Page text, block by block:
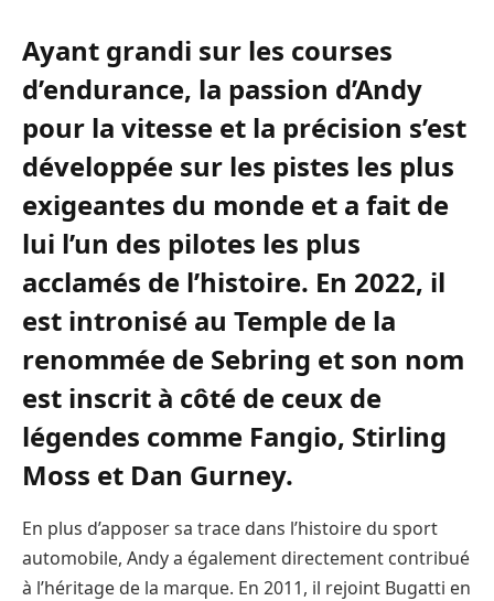
Ayant grandi sur les courses
d’endurance, la passion d’Andy
pour la vitesse et la précision s’est
développée sur les pistes les plus
exigeantes du monde et a fait de
lui l’un des pilotes les plus
acclamés de l’histoire. En 2022, il
est intronisé au Temple de la
renommée de Sebring et son nom
est inscrit à côté de ceux de
légendes comme Fangio, Stirling
Moss et Dan Gurney.
En plus d’apposer sa trace dans l’histoire du sport
automobile, Andy a également directement contribué
à l’héritage de la marque. En 2011, il rejoint Bugatti en